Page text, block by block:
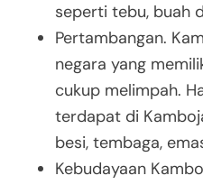
seperti tebu, buah
Pertambangan.
negara yang
cukup melimpah.
terdapat di
besi, tembaga,
Kebudayaan